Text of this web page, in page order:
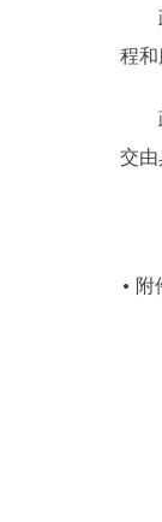
政
程
政
交
附